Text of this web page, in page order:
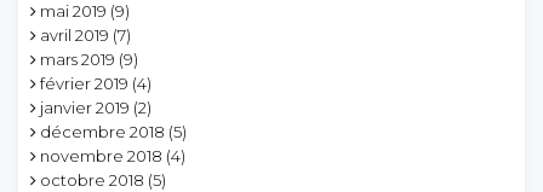
mai 2019 (9)
avril 2019 (7)
mars 2019 (9)
février 2019 (4)
janvier 2019 (2)
décembre 2018 (5)
novembre 2018 (4)
octobre 2018 (5)